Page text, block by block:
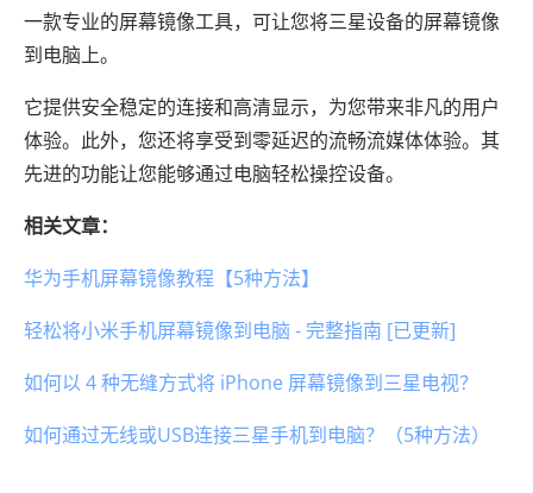
一款专业的屏幕镜像工具，可让您将三星设备的屏幕镜像
到电脑上。
它提供安全稳定的连接和高清显示，为您带来非凡的用户
体验。此外，您还将享受到零延迟的流畅流媒体体验。其
先进的功能让您能够通过电脑轻松操控设备。
相关文章：
华为手机屏幕镜像教程【5种方法】
轻松将小米手机屏幕镜像到电脑 - 完整指南 [已更新]
如何以 4 种无缝方式将 iPhone 屏幕镜像到三星电视？
如何通过无线或USB连接三星手机到电脑？（5种方法）